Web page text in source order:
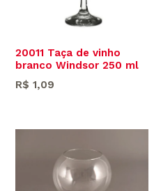
20011 Taça de vinho
branco Windsor 250 ml
Preço
R$ 1,09